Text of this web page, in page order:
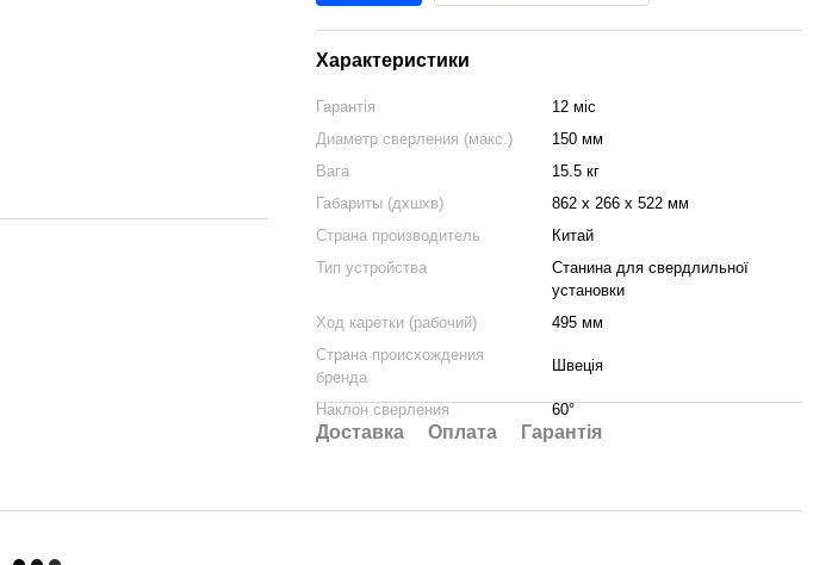
Характеристики
Гарантія
12 міс
Диаметр сверления (макс.)
150 мм
Вага
15.5 кг
Габариты (дхшхв)
862 х 266 х 522 мм
Страна производитель
Китай
Тип устройства
Станина для свердлильної
установки
Ход каретки (рабочий)
495 мм
Страна происхождения
бренда
Швеція
Наклон сверления 60°
Доставка Оплата Гарантія